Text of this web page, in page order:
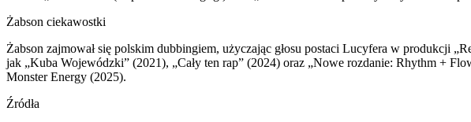
Żabson ciekawostki
Żabson zajmował się polskim dubbingiem, użyczając głosu postaci Lucyfera w produkcji
jak „Kuba Wojewódzki” (2021), „Cały ten rap” (2024) oraz „Nowe rozdanie: Rhythm +
Monster Energy (2025).
Źródła